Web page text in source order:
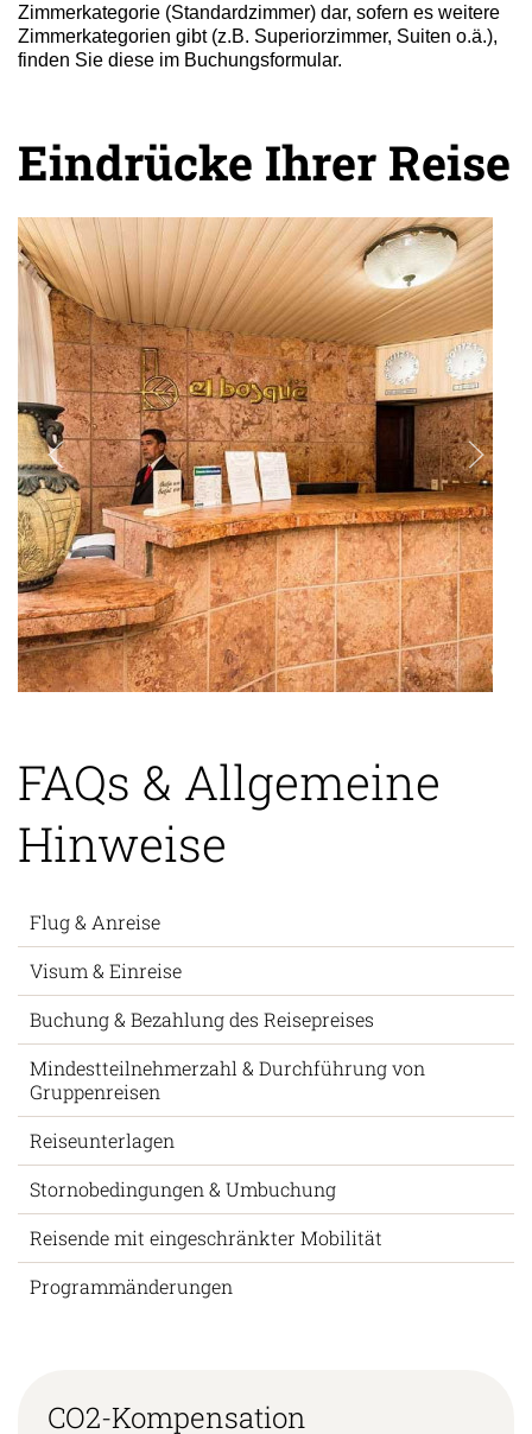
Zimmerkategorie (Standardzimmer) dar, sofern es weitere
Zimmerkategorien gibt (z.B. Superiorzimmer, Suiten o.ä.),
finden Sie diese im Buchungsformular.
Eindrücke Ihrer Reise
FAQs & Allgemeine
Hinweise
Flug & Anreise
Visum & Einreise
Buchung & Bezahlung des Reisepreises
Mindestteilnehmerzahl & Durchführung von
Gruppenreisen
Reiseunterlagen
Stornobedingungen & Umbuchung
Reisende mit eingeschränkter Mobilität
Programmänderungen
CO2-Kompensation